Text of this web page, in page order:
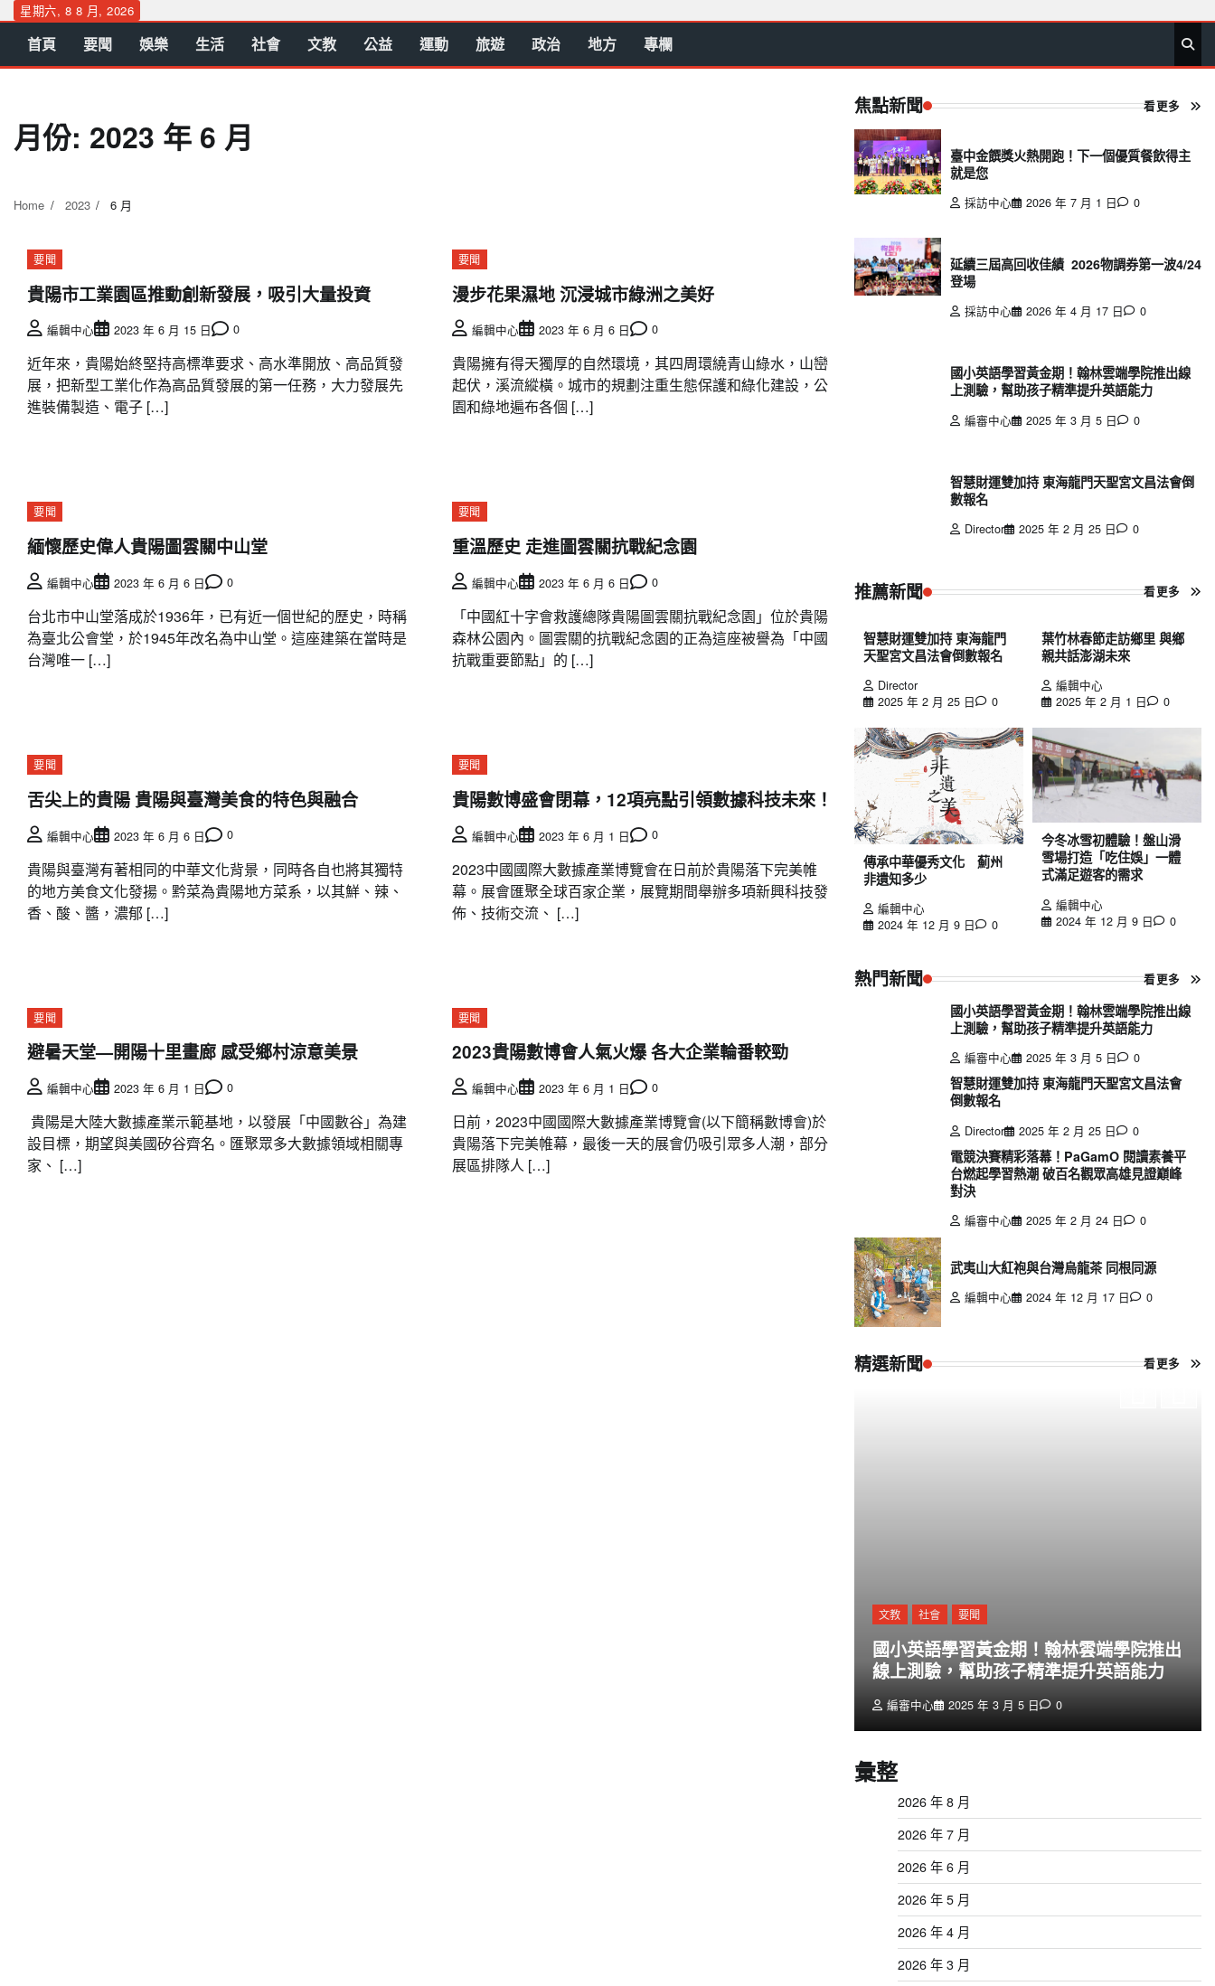
Skip
content
星期六, 8 8 月, 2026
首 要 娛 生 社 文 公 運 旅 政 地
方
專
欄
首頁 要聞 娛樂 生活 社會 文教 公益 運動 旅遊 政治 地方 專欄
月份: 2023 年 6 月
Home 2023 6 月
要聞
貴陽市工業園區推動創新發展，吸引大量投資
編輯中心 2023 年 6 月 15 日 0
近年來，貴陽始終堅持高標準要求、高水準開放、高品質發
展，把新型工業化作為高品質發展的第一任務，大力發展先
進裝備製造、電子 […]
要聞
漫步花果濕地 沉浸城市綠洲之美好
編輯中心 2023 年 6 月 6 日 0
貴陽擁有得天獨厚的自然環境，其四周環繞青山綠水，山巒
起伏，溪流縱橫。城市的規劃注重生態保護和綠化建設，公
園和綠地遍布各個 […]
要聞
緬懷歷史偉人貴陽圖雲關中山堂
編輯中心 2023 年 6 月 6 日 0
台北市中山堂落成於1936年，已有近一個世紀的歷史，時稱
為臺北公會堂，於1945年改名為中山堂。這座建築在當時是
台灣唯一 […]
要聞
重溫歷史 走進圖雲關抗戰紀念園
編輯中心 2023 年 6 月 6 日 0
「中國紅十字會救護總隊貴陽圖雲關抗戰紀念園」位於貴陽
森林公園內。圖雲關的抗戰紀念園的正為這座被譽為「中國
抗戰重要節點」的 […]
要聞
舌尖上的貴陽 貴陽與臺灣美食的特色與融合
編輯中心 2023 年 6 月 6 日 0
貴陽與臺灣有著相同的中華文化背景，同時各自也將其獨特
的地方美食文化發揚。黔菜為貴陽地方菜系，以其鮮、辣、
香、酸、醬，濃郁 […]
要聞
貴陽數博盛會閉幕，12項亮點引領數據科技未來！
編輯中心 2023 年 6 月 1 日 0
2023中國國際大數據產業博覽會在日前於貴陽落下完美帷
幕。展會匯聚全球百家企業，展覽期間舉辦多項新興科技發
佈、技術交流、 […]
要聞
避暑天堂—開陽十里畫廊 感受鄉村涼意美景
編輯中心 2023 年 6 月 1 日 0
貴陽是大陸大數據產業示範基地，以發展「中國數谷」為建
設目標，期望與美國矽谷齊名。匯聚眾多大數據領域相關專
家、 […]
要聞
2023貴陽數博會人氣火爆 各大企業輪番較勁
編輯中心 2023 年 6 月 1 日 0
日前，2023中國國際大數據產業博覽會(以下簡稱數博會)於
貴陽落下完美帷幕，最後一天的展會仍吸引眾多人潮，部分
展區排隊人 […]
焦點新聞 看更多
臺中金饌獎火熱開跑！下一個優質餐飲得主
就是您
採訪中心 2026 年 7 月 1 日 0
延續三屆高回收佳績 2026物調券第一波4/24
登場
採訪中心 2026 年 4 月 17 日 0
國小英語學習黃金期！翰林雲端學院推出線
上測驗，幫助孩子精準提升英語能力
編審中心 2025 年 3 月 5 日 0
智慧財運雙加持 東海龍門天聖宮文昌法會倒
數報名
Director 2025 年 2 月 25 日 0
推薦新聞 看更多
智慧財運雙加持 東海龍門
天聖宮文昌法會倒數報名
Director
2025 年 2 月 25 日
0
葉竹林春節走訪鄉里 與鄉
親共話澎湖未來
編輯中心
2025 年 2 月 1 日
0
傳承中華優秀文化 薊州
非遺知多少
編輯中心
2024 年 12 月 9 日
0
今冬冰雪初體驗！盤山滑
雪場打造「吃住娛」一體
式滿足遊客的需求
編輯中心
2024 年 12 月 9 日
0
熱門新聞 看更多
國小英語學習黃金期！翰林雲端學院推出線
上測驗，幫助孩子精準提升英語能力
編審中心 2025 年 3 月 5 日 0
智慧財運雙加持 東海龍門天聖宮文昌法會
倒數報名
Director 2025 年 2 月 25 日 0
電競決賽精彩落幕！PaGamO 閱讀素養平
台燃起學習熱潮 破百名觀眾高雄見證巔峰
對決
編審中心 2025 年 2 月 24 日 0
武夷山大紅袍與台灣烏龍茶 同根同源
編輯中心 2024 年 12 月 17 日 0
精選新聞 看更多
文教 社會 要聞
國小英語學習黃金期！翰林雲端學院推出
線上測驗，幫助孩子精準提升英語能力
編審中心 2025 年 3 月 5 日 0
彙整
2026 年 8 月
2026 年 7 月
2026 年 6 月
2026 年 5 月
2026 年 4 月
2026 年 3 月